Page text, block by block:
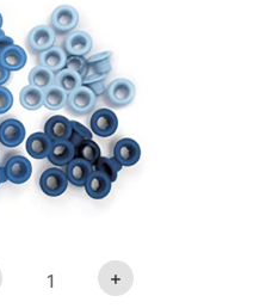
estándar
Azules
cantidad
+